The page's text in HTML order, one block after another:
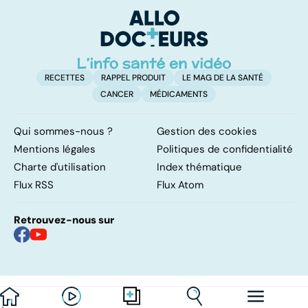
surrénales ?
RECETTES RAPPEL PRODUIT
LE MAG DE LA SANTÉ
CANCER
MÉDICAMENTS
Qui sommes-nous ?
Gestion des cookies
Mentions légales
Politiques de confidentialité
Charte d'utilisation
Index thématique
Flux RSS
Flux Atom
Retrouvez-nous sur